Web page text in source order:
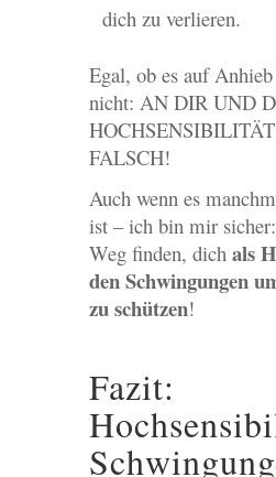
dich zu verlieren.
Egal, ob es auf
nicht: AN DIR UND
FALSCH!
Auch wenn es
ist – ich bin mir
Weg finden, dich als
den Schwingungen
zu schützen!
Fazit: